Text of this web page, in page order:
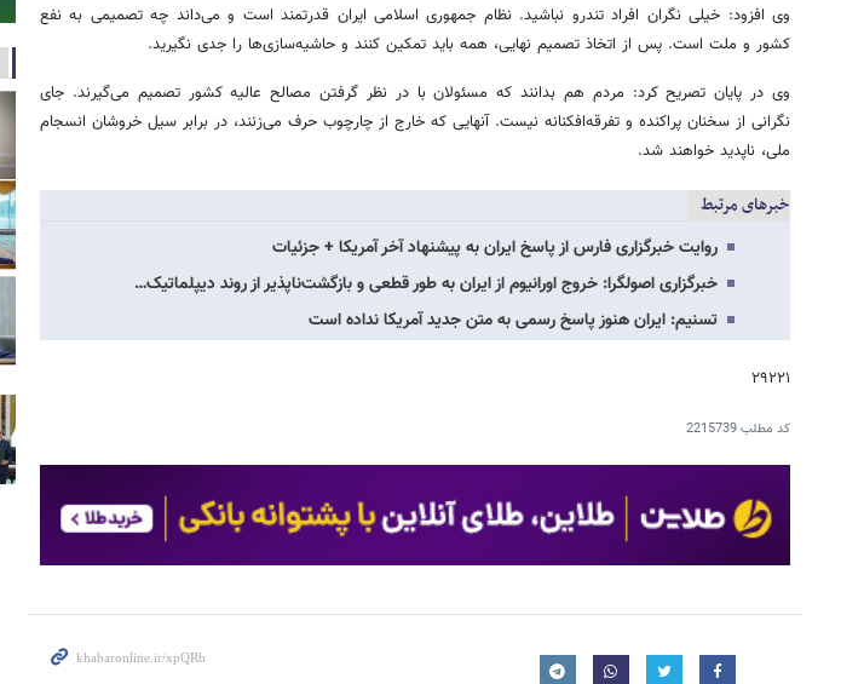
وی افزود: خیلی نگران افراد تندرو نباشید. نظام جمهوری اسلامی ایران قدرتمند است و می‌داند چه تصمیمی به نفع
کشور و ملت است. پس از اتخاذ تصمیم نهایی، همه باید تمکین کنند و حاشیه‌سازی‌ها را جدی نگیرید.
وی در پایان تصریح کرد: مردم هم بدانند که مسئولان با در نظر گرفتن مصالح عالیه کشور تصمیم می‌گیرند. جای
نگرانی از سخنان پراکنده و تفرقه‌افکنانه نیست. آنهایی که خارج از چارچوب حرف می‌زنند، در برابر سیل خروشان انسجام
ملی، ناپدید خواهند شد.
خبرهای مرتبط
روایت خبرگزاری فارس از پاسخ ایران به پیشنهاد آخر آمریکا + جزئیات
خبرگزاری اصولگرا: خروج اورانیوم از ایران به طور قطعی و بازگشت‌ناپذیر از روند دیپلماتیک…
تسنیم: ایران هنوز پاسخ رسمی به متن جدید آمریکا نداده است
۲۹۲۲۱
کد مطلب2215739